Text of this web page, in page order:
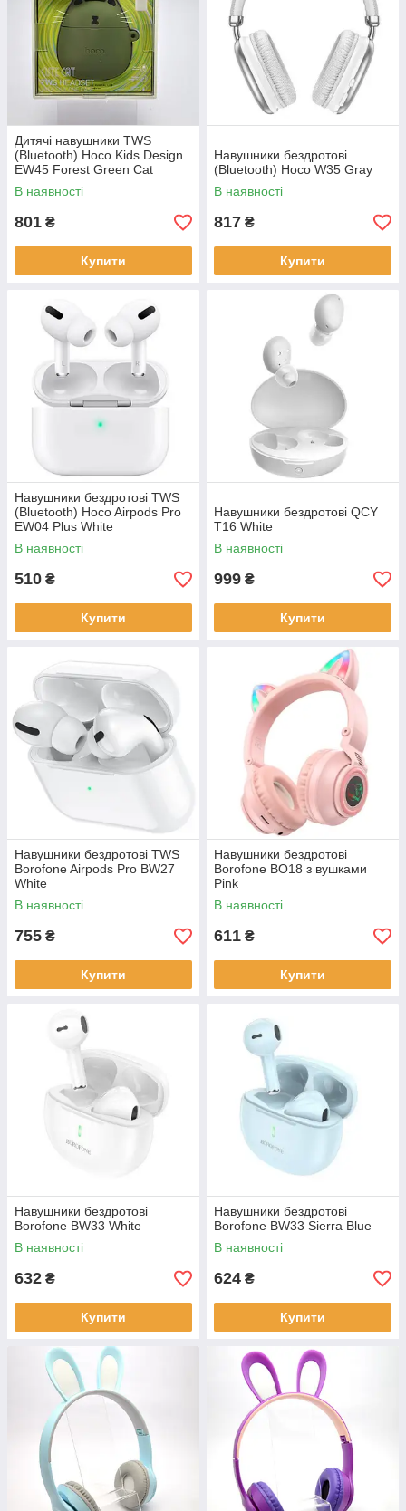
Дитячі навушники TWS
(Bluetooth) Hoco Kids Design
EW45 Forest Green Cat
(Зелений кіт)
В наявності
801 ₴
Купити
Навушники бездротові
(Bluetooth) Hoco W35 Gray
В наявності
817 ₴
Купити
Навушники бездротові TWS
(Bluetooth) Hoco Airpods Pro
EW04 Plus White
В наявності
510 ₴
Купити
Навушники бездротові QCY
T16 White
В наявності
999 ₴
Купити
Навушники бездротові TWS
Borofone Airpods Pro BW27
White
В наявності
755 ₴
Купити
Навушники бездротові
Borofone BO18 з вушками
Pink
В наявності
611 ₴
Купити
Навушники бездротові
Borofone BW33 White
В наявності
632 ₴
Купити
Навушники бездротові
Borofone BW33 Sierra Blue
В наявності
624 ₴
Купити